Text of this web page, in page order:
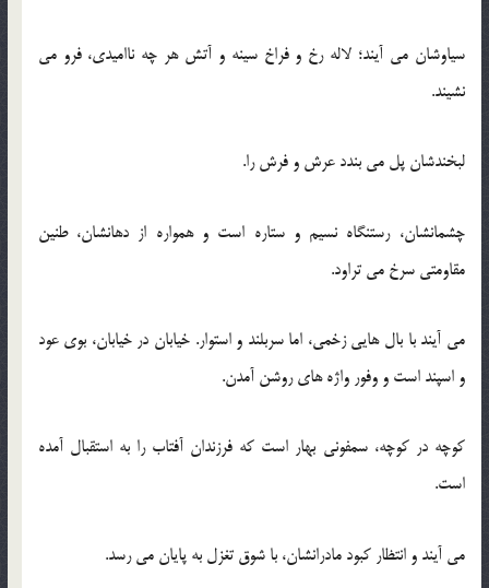
سیاوشان می آیند؛ لاله رخ و فراخ سینه و آتش هر چه ناامیدی، فرو می
نشیند.
لبخندشان پل می بندد عرش و فرش را.
چشمانشان، رستنگاه نسیم و ستاره است و همواره از دهانشان، طنین
مقاومتی سرخ می تراود.
می آیند با بال هایی زخمی، اما سربلند و استوار. خیابان در خیابان، بوی عود
و اسپند است و وفور واژه های روشن آمدن.
کوچه در کوچه، سمفونی بهار است که فرزندان آفتاب را به استقبال آمده
است.
می آیند و انتظار کبود مادرانشان، با شوق تغزل به پایان می رسد.